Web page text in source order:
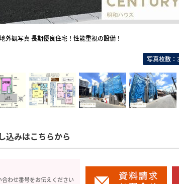
外観写真 長期優良住宅！性能重視の設備！
写真枚数：
込みはこちらから
合わせ番号をお伝えください